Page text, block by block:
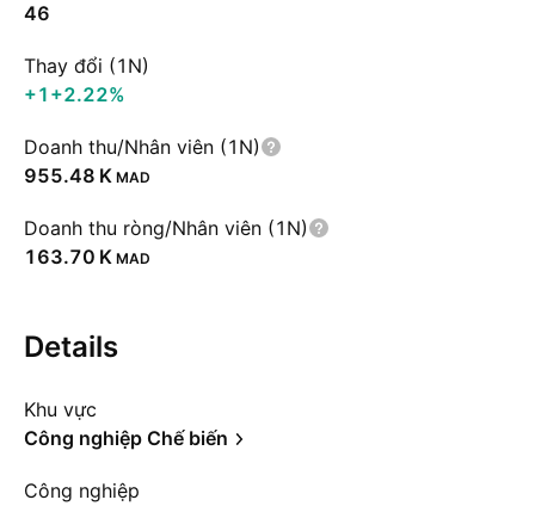
46
Thay đổi (1N)
+1 +2.22%
Doanh thu/Nhân viên (1N)
‪955.48 K‬ MAD
Doanh thu ròng/Nhân viên (1N)
‪163.70 K‬ MAD
Details
Khu vực
Công nghiệp Chế biến
Công nghiệp